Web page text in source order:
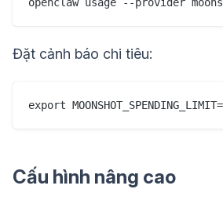
Đặt cảnh báo chi tiêu:
Cấu hình nâng cao